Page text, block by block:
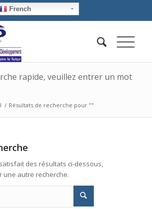
French
rapide, veuillez entrer un mot
/ Résultats de recherche pour ""
des résultats ci-dessous,
une autre recherche.